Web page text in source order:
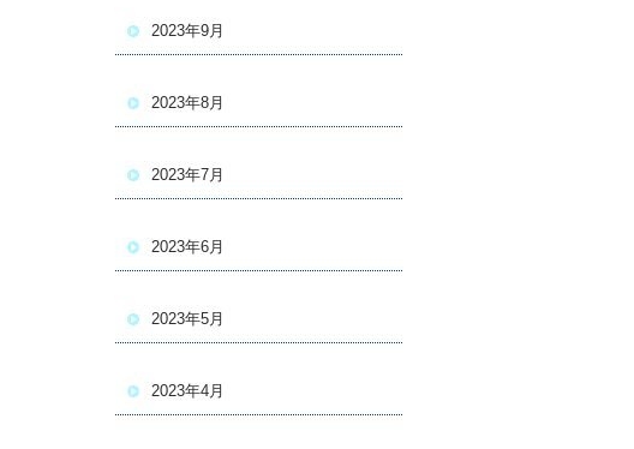
2023年9月
2023年8月
2023年7月
2023年6月
2023年5月
2023年4月